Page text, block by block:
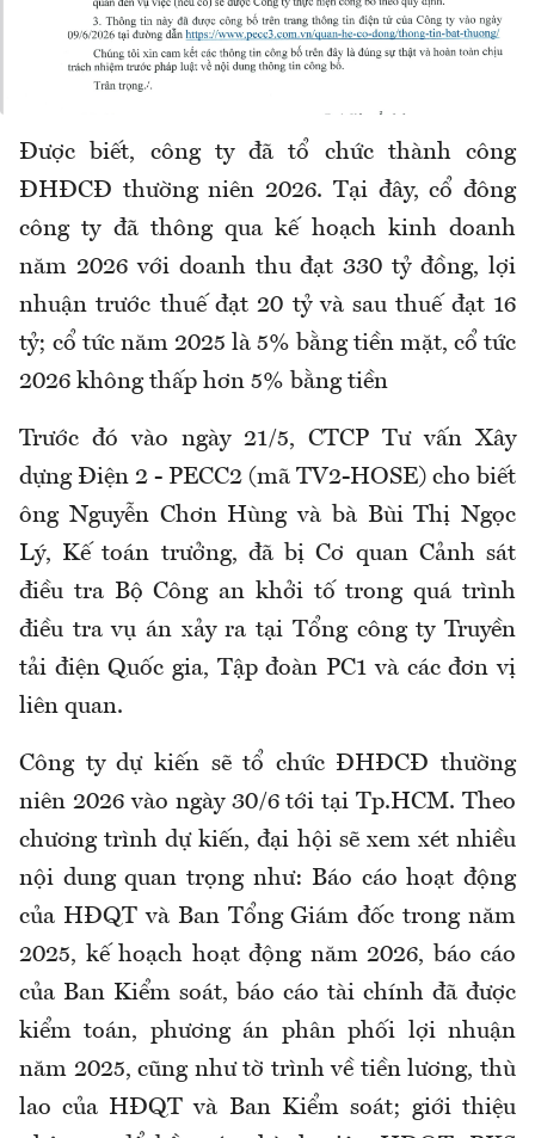
Được biết, công ty đã tổ chức thành công
ĐHĐCĐ thường niên 2026. Tại đây, cổ đông
công ty đã thông qua kế hoạch kinh doanh
năm 2026 với doanh thu đạt 330 tỷ đồng, lợi
nhuận trước thuế đạt 20 tỷ và sau thuế đạt 16
tỷ; cổ tức năm 2025 là 5% bằng tiền mặt, cổ tức
2026 không thấp hơn 5% bằng tiền
Trước đó vào ngày 21/5, CTCP Tư vấn Xây
dựng Điện 2 - PECC2 (mã TV2-HOSE) cho biết
ông Nguyễn Chơn Hùng và bà Bùi Thị Ngọc
Lý, Kế toán trưởng, đã bị Cơ quan Cảnh sát
điều tra Bộ Công an khởi tố trong quá trình
điều tra vụ án xảy ra tại Tổng công ty Truyền
tải điện Quốc gia, Tập đoàn PC1 và các đơn vị
liên quan.
Công ty dự kiến sẽ tổ chức ĐHĐCĐ thường
niên 2026 vào ngày 30/6 tới tại Tp.HCM. Theo
chương trình dự kiến, đại hội sẽ xem xét nhiều
nội dung quan trọng như: Báo cáo hoạt động
của HĐQT và Ban Tổng Giám đốc trong năm
2025, kế hoạch hoạt động năm 2026, báo cáo
của Ban Kiểm soát, báo cáo tài chính đã được
kiểm toán, phương án phân phối lợi nhuận
năm 2025, cũng như tờ trình về tiền lương, thù
lao của HĐQT và Ban Kiểm soát; giới thiệu